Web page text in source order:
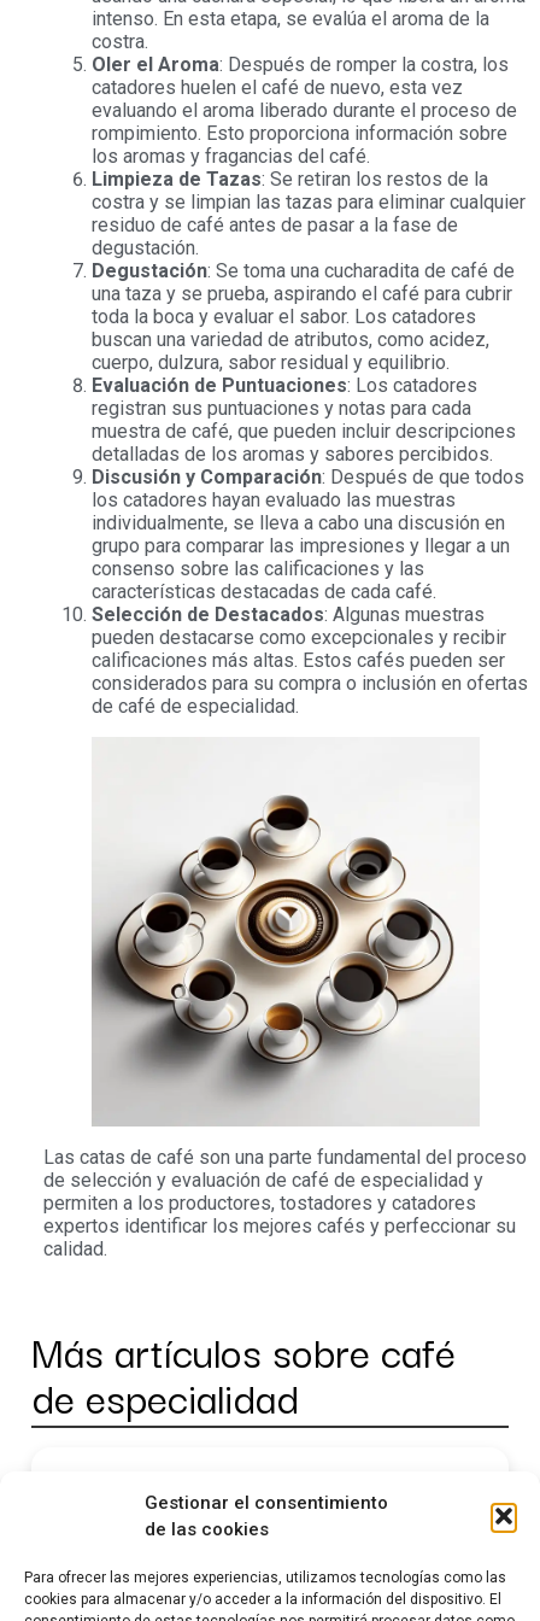
Gestionar el consentimiento
de las cookies
Para ofrecer las mejores experiencias, utilizamos tecnologías como las
cookies para almacenar y/o acceder a la información del dispositivo. El
intenso. En esta etapa, se evalúa el aroma de la
costra.
Oler el Aroma: Después de romper la costra, los
catadores huelen el café de nuevo, esta vez
evaluando el aroma liberado durante el proceso de
rompimiento. Esto proporciona información sobre
los aromas y fragancias del café.
Limpieza de Tazas: Se retiran los restos de la
costra y se limpian las tazas para eliminar cualquier
residuo de café antes de pasar a la fase de
degustación.
Degustación: Se toma una cucharadita de café de
una taza y se prueba, aspirando el café para cubrir
toda la boca y evaluar el sabor. Los catadores
buscan una variedad de atributos, como acidez,
cuerpo, dulzura, sabor residual y equilibrio.
Evaluación de Puntuaciones: Los catadores
registran sus puntuaciones y notas para cada
muestra de café, que pueden incluir descripciones
detalladas de los aromas y sabores percibidos.
Discusión y Comparación: Después de que todos
los catadores hayan evaluado las muestras
individualmente, se lleva a cabo una discusión en
grupo para comparar las impresiones y llegar a un
consenso sobre las calificaciones y las
características destacadas de cada café.
Selección de Destacados: Algunas muestras
pueden destacarse como excepcionales y recibir
calificaciones más altas. Estos cafés pueden ser
considerados para su compra o inclusión en ofertas
de café de especialidad.
Las catas de café son una parte fundamental del proceso
de selección y evaluación de café de especialidad y
permiten a los productores, tostadores y catadores
expertos identificar los mejores cafés y perfeccionar su
calidad.
Más artículos sobre café
de especialidad
Brew Watch Co.: la marca de
relojes que nació en una
cafetería